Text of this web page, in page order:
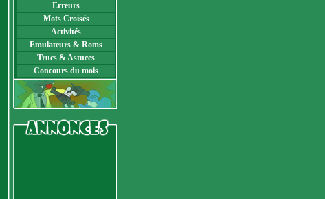
Erreurs
Mots Croisés
Activités
Emulateurs & Roms
Trucs & Astuces
Concours du mois